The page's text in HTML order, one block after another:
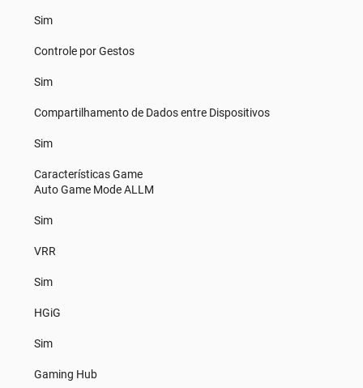
Sim
Controle por Gestos
Sim
Compartilhamento de Dados entre Dispositivos
Sim
Características Game
Auto Game Mode ALLM
Sim
VRR
Sim
HGiG
Sim
Gaming Hub